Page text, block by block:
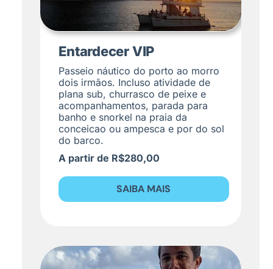
Entardecer VIP
Passeio náutico do porto ao morro
dois irmãos. Incluso atividade de
plana sub, churrasco de peixe e
acompanhamentos, parada para
banho e snorkel na praia da
conceicao ou ampesca e por do sol
do barco.
A partir de R$280,00
SAIBA MAIS